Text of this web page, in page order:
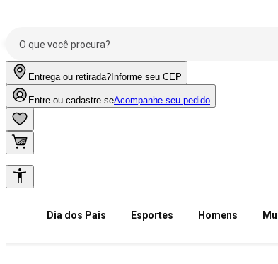
Entrega ou retirada? Informe seu CEP
Entre ou cadastre-seAcompanhe seu pedido
Dia dos Pais Esportes Homens